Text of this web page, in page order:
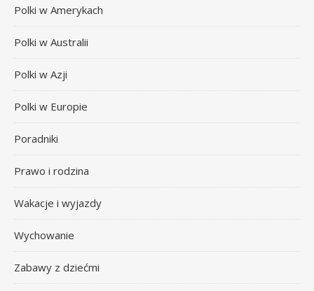
Polki w Amerykach
Polki w Australii
Polki w Azji
Polki w Europie
Poradniki
Prawo i rodzina
Wakacje i wyjazdy
Wychowanie
Zabawy z dziećmi